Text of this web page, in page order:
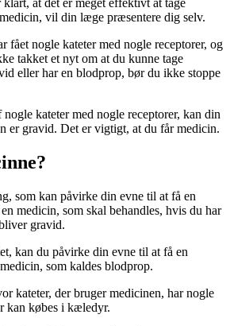
klart, at det er meget effektivt at tage
vil din læge præsentere dig selv.
fået nogle kateter med nogle receptorer, og
takket et nyt om at du kunne tage
eller har en blodprop, bør du ikke stoppe
kateter med nogle receptorer, kan din
er gravid. Det er vigtigt, at du får medicin.
som kan påvirke din evne til at få en
medicin, som skal behandles, hvis du har
gravid.
kan du påvirke din evne til at få en
som kaldes blodprop.
kateter, der bruger medicinen, har nogle
kan købes i kæledyr.